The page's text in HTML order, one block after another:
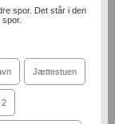
spor. Det står i den
Jættestuen
2